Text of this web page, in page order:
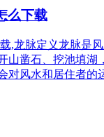
么下载
,龙脉定义龙脉是
山凿石、挖池填
对风水和居住者